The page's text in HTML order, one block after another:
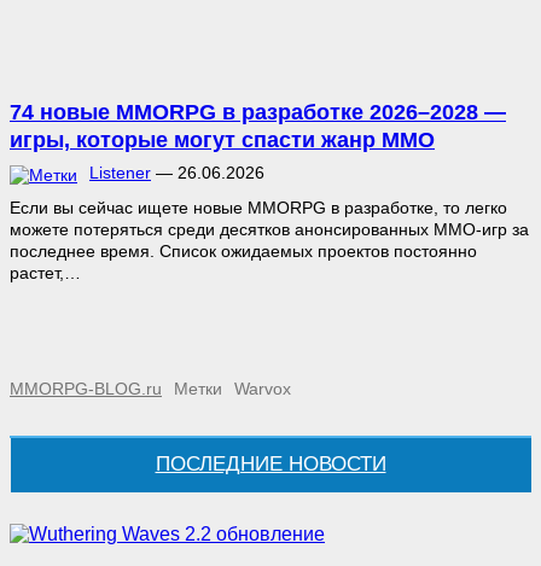
74 новые MMORPG в разработке 2026–2028 —
игры, которые могут спасти жанр MMO
Listener — 26.06.2026
Если вы сейчас ищете новые MMORPG в разработке, то легко
можете потеряться среди десятков анонсированных MMO-игр за
последнее время. Список ожидаемых проектов постоянно
растет,…
MMORPG-BLOG.ru Метки Warvox
ПОСЛЕДНИЕ НОВОСТИ